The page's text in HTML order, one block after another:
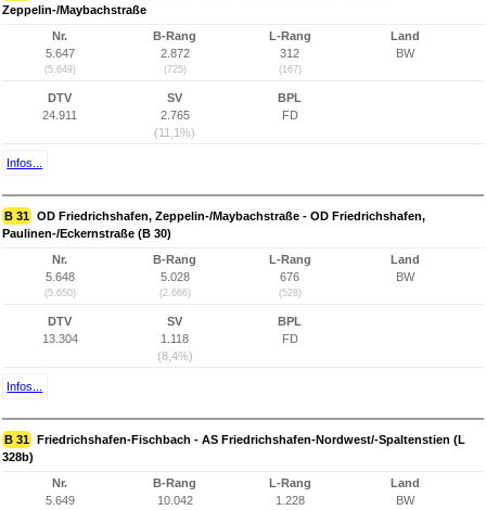
Zeppelin-/Maybachstraße
Nr.
5.647
(5.649)
B-Rang
2.872
(725)
L-Rang
312
(167)
Land
BW
DTV
24.911
SV
2.765
(11,1%)
BPL
FD
Infos...
B 31 OD Friedrichshafen, Zeppelin-/Maybachstraße - OD Friedrichshafen,
Paulinen-/Eckernstraße (B 30)
Nr.
5.648
(5.650)
B-Rang
5.028
(2.666)
L-Rang
676
(528)
Land
BW
DTV
13.304
SV
1.118
(8,4%)
BPL
FD
Infos...
B 31 Friedrichshafen-Fischbach - AS Friedrichshafen-Nordwest/-Spaltenstien (L
328b)
Nr.
5.649
B-Rang
10.042
L-Rang
1.228
Land
BW